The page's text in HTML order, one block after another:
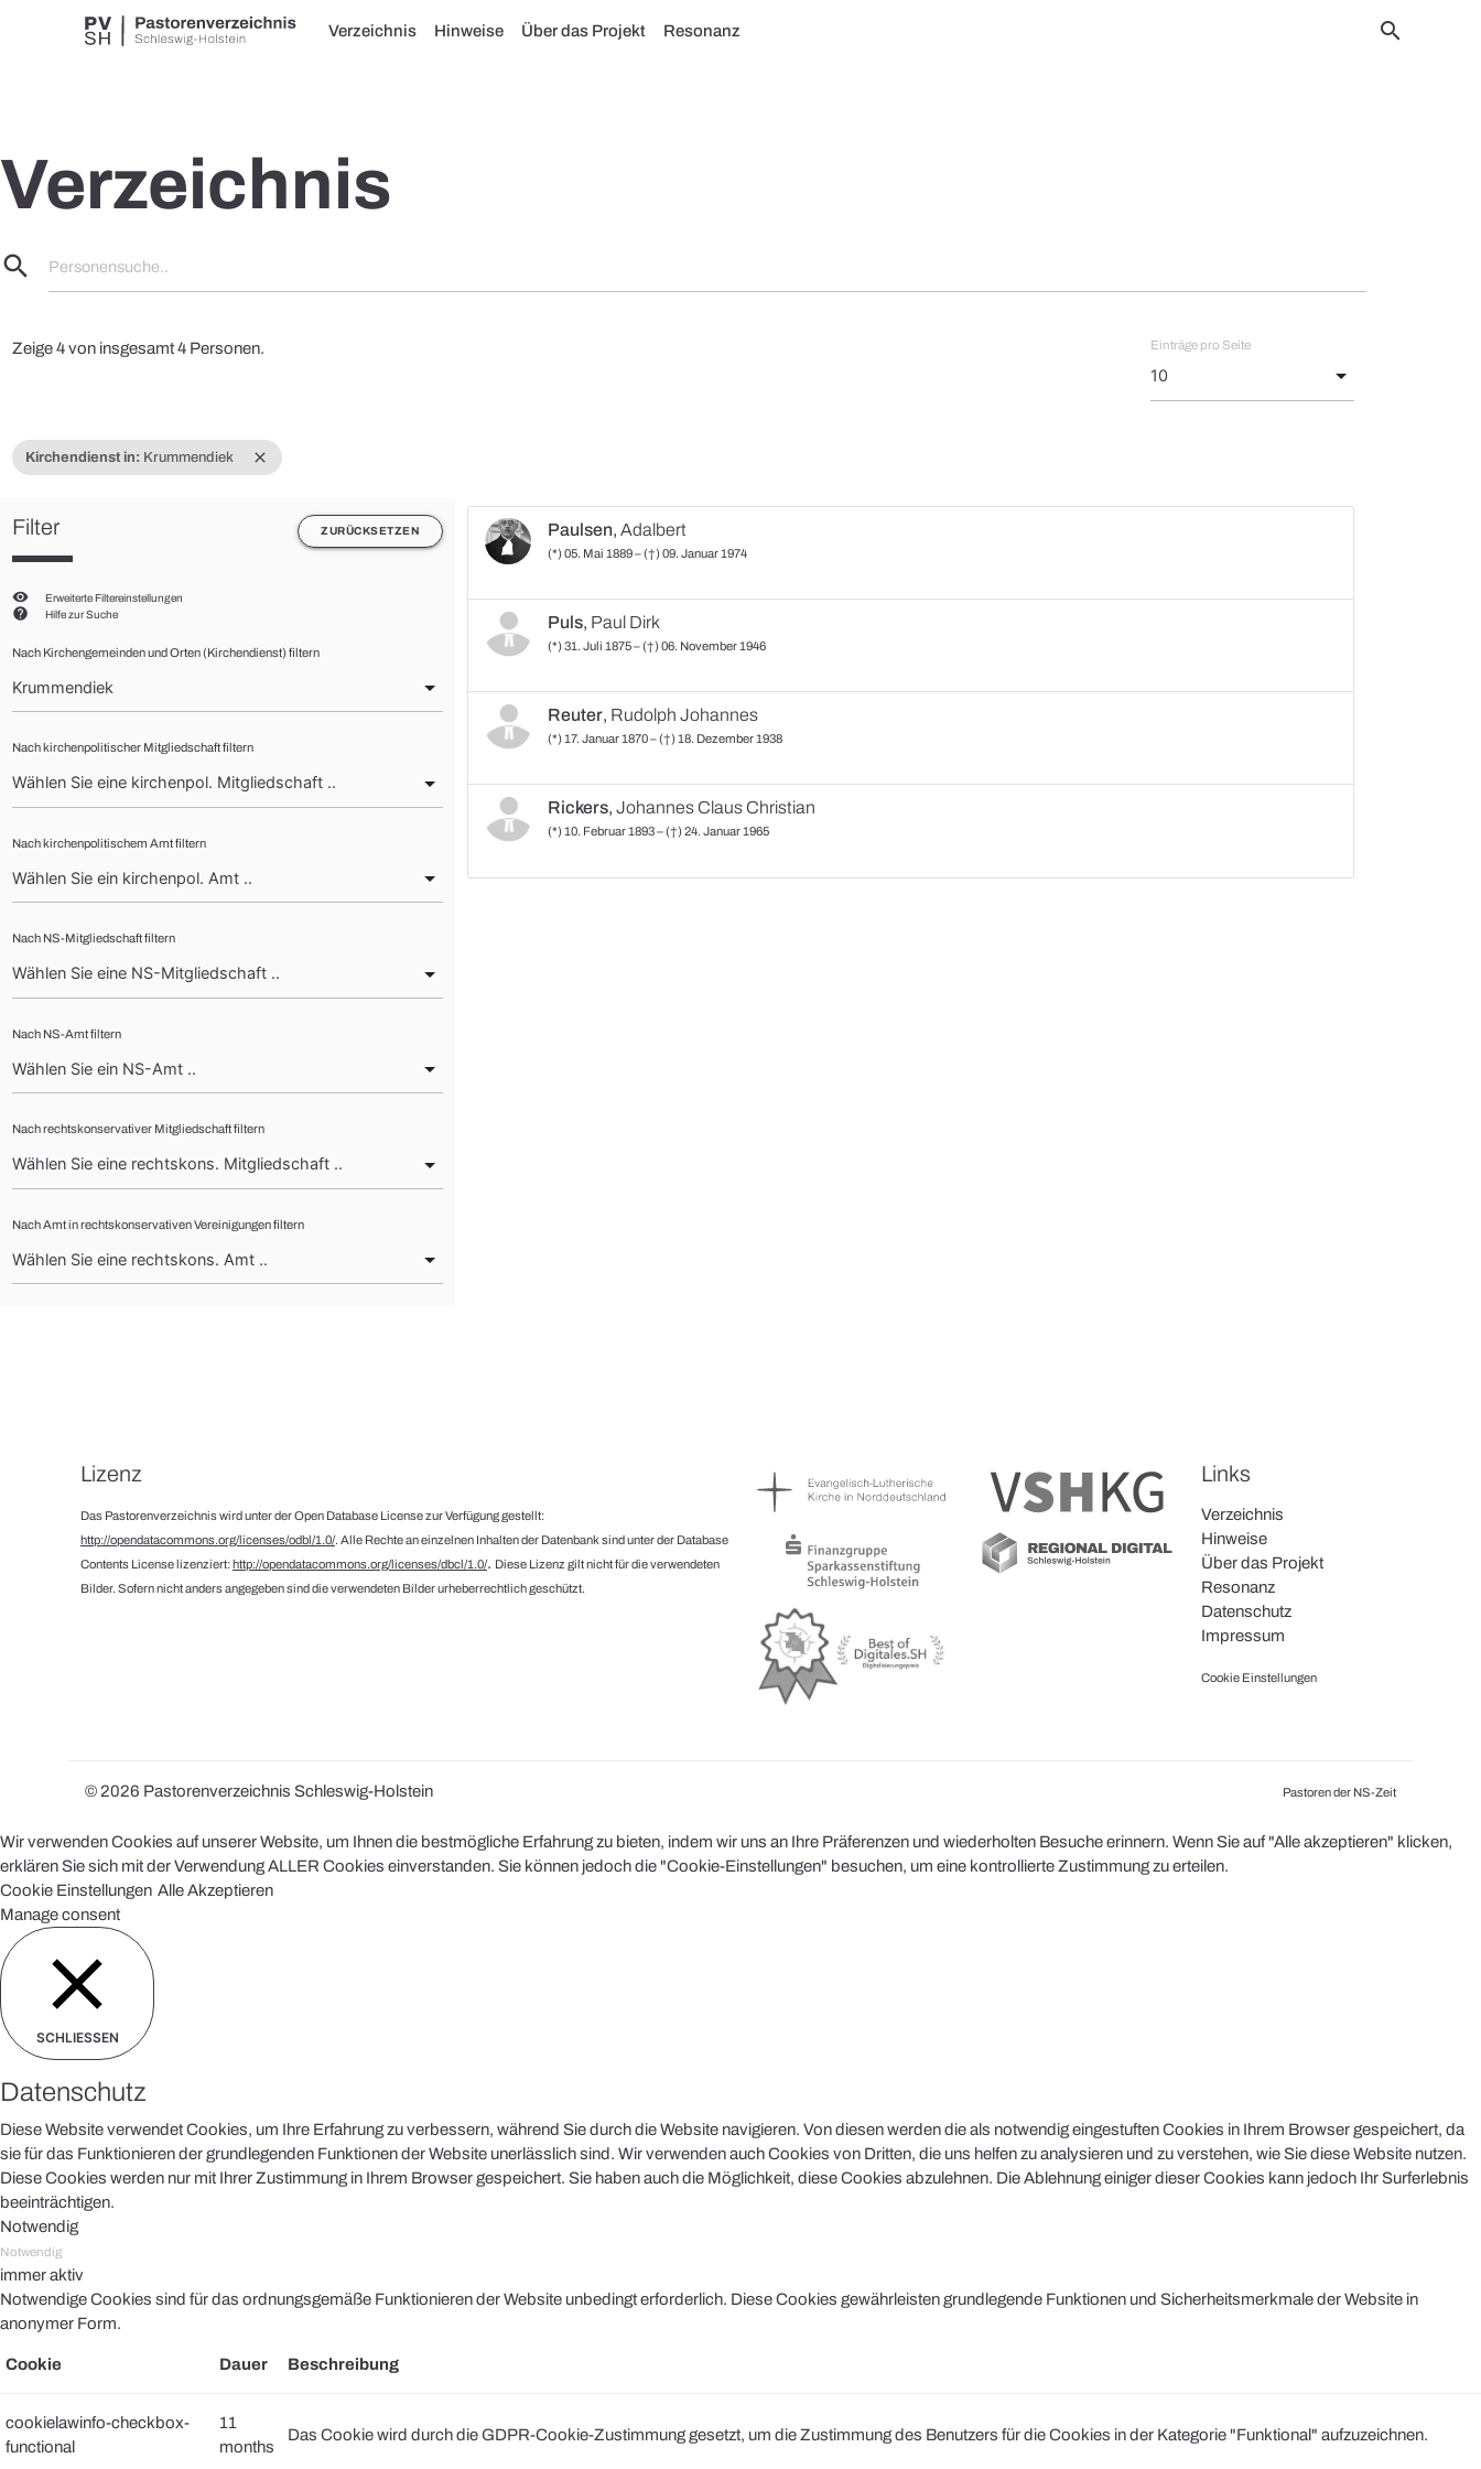
search
Verzeichnis Hinweise Über das Projekt Resonanz
Verzeichnis
search Personensuche..
Zeige 4 von insgesamt 4 Personen. Einträge pro Seite
close
Kirchendienst in: Krummendiek
ZURÜCKSETZEN
Filter
visibility Erweiterte Filtereinstellungen
help Hilfe zur Suche
Nach Kirchengemeinden und Orten (Kirchendienst) filtern
Nach kirchenpolitischer Mitgliedschaft filtern
Nach kirchenpolitischem Amt filtern
Nach NS-Mitgliedschaft filtern
Nach NS-Amt filtern
Nach rechtskonservativer Mitgliedschaft filtern
Nach Amt in rechtskonservativen Vereinigungen filtern
Paulsen,Adalbert
(*) 05. Mai 1889 – (†) 09. Januar 1974
Puls, Paul Dirk
(*) 31. Juli 1875 – (†) 06. November 1946
Reuter, Rudolph Johannes
(*) 17. Januar 1870 – (†) 18. Dezember 1938
Rickers,Johannes Claus Christian
(*) 10. Februar 1893 – (†) 24. Januar 1965
Lizenz
Das Pastorenverzeichnis wird unter der Open Database License zur Verfügung gestellt:
http://opendatacommons.org/licenses/odbl/1.0/. Alle Rechte an einzelnen Inhalten der Datenbank sind unter der Database
Contents License lizenziert:http://opendatacommons.org/licenses/dbcl/1.0/. Diese Lizenz gilt nicht für die verwendeten
Bilder. Sofern nicht anders angegeben sind die verwendeten Bilder urheberrechtlich geschützt.
Links
Verzeichnis
Hinweise
Über das Projekt
Resonanz
Datenschutz
Impressum
Cookie Einstellungen
© 2026 Pastorenverzeichnis Schleswig-Holstein Pastoren der NS-Zeit
Wir verwenden Cookies auf unserer Website, um Ihnen die bestmögliche Erfahrung zu bieten, indem wir uns an Ihre Präferenzen und wiederholten Besuche erinnern. Wenn Sie auf "Alle akzeptieren" klicken,
erklären Sie sich mit der Verwendung ALLER Cookies einverstanden. Sie können jedoch die "Cookie-Einstellungen" besuchen, um eine kontrollierte Zustimmung zu erteilen.
Cookie Einstellungen Alle Akzeptieren
Manage consent
SCHLIESSEN
Datenschutz
Diese Website verwendet Cookies, um Ihre Erfahrung zu verbessern, während Sie durch die Website navigieren. Von diesen werden die als notwendig eingestuften Cookies in Ihrem Browser gespeichert, da
sie für das Funktionieren der grundlegenden Funktionen der Website unerlässlich sind. Wir verwenden auch Cookies von Dritten, die uns helfen zu analysieren und zu verstehen, wie Sie diese Website nutzen.
Diese Cookies werden nur mit Ihrer Zustimmung in Ihrem Browser gespeichert. Sie haben auch die Möglichkeit, diese Cookies abzulehnen. Die Ablehnung einiger dieser Cookies kann jedoch Ihr Surferlebnis
beeinträchtigen.
Notwendig
Notwendig
immer aktiv
Notwendige Cookies sind für das ordnungsgemäße Funktionieren der Website unbedingt erforderlich. Diese Cookies gewährleisten grundlegende Funktionen und Sicherheitsmerkmale der Website in
anonymer Form.
Cookie Dauer Beschreibung
cookielawinfo-checkbox-
functional
11
months
Das Cookie wird durch die GDPR-Cookie-Zustimmung gesetzt, um die Zustimmung des Benutzers für die Cookies in der Kategorie "Funktional" aufzuzeichnen.